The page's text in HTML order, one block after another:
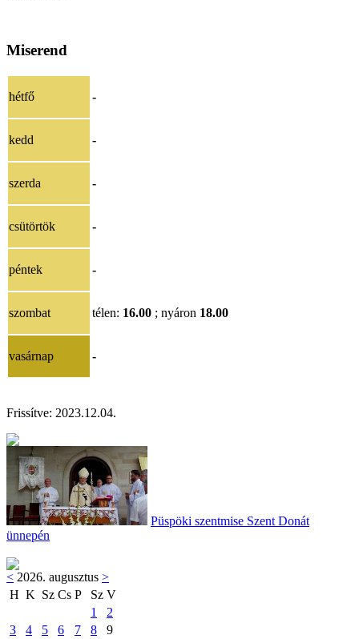
Miserend
hétfő -
kedd -
szerda -
csütörtök -
péntek -
szombat télen: 16.00 ; nyáron 18.00
vasárnap -
Frissítve: 2023.12.04.
Püspöki szentmise Szent Donát
ünnepén
< 2026. augusztus >
H K Sz Cs P Sz V
1
2
3
4 5 6 7 8
9